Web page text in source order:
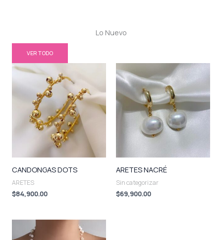
Lo Nuevo
VER TODO
CANDONGAS DOTS
ARETES
$84,900.00
ARETES NACRÉ
Sin categorizar
$69,900.00